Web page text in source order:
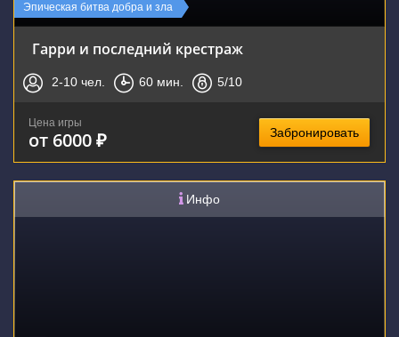
Эпическая битва добра и зла
Гарри и последний крестраж
2-10 чел. 60 мин. 5/10
Цена игры
от 6000 ₽ Забронировать
Инфо